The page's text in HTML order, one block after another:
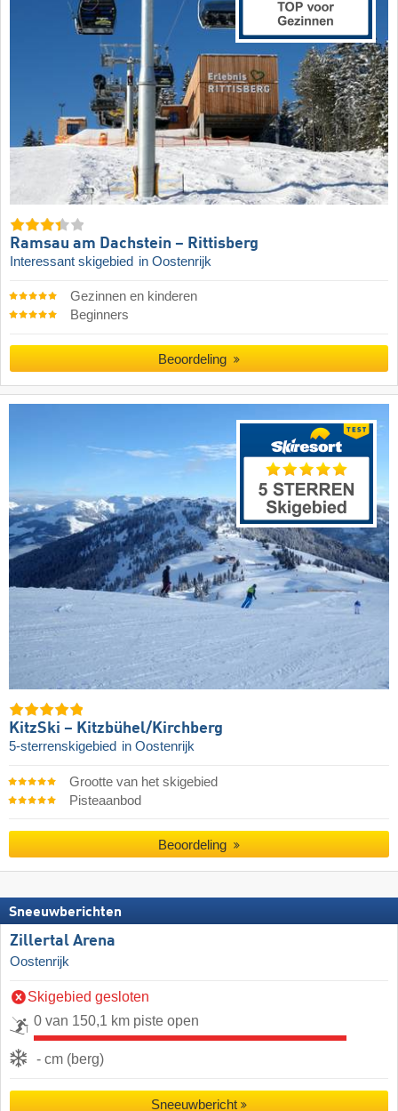
Ramsau am Dachstein – Rittisberg
Interessant skigebied in Oostenrijk
Gezinnen en kinderen
Beginners
Beoordeling
KitzSki – Kitzbühel/​Kirchberg
5-sterrenskigebied in Oostenrijk
Grootte van het skigebied
Pisteaanbod
Beoordeling
Sneeuwberichten
Zillertal Arena
Oostenrijk
Skigebied gesloten
0 van 150,1 km piste open
- cm (berg)
Sneeuwbericht